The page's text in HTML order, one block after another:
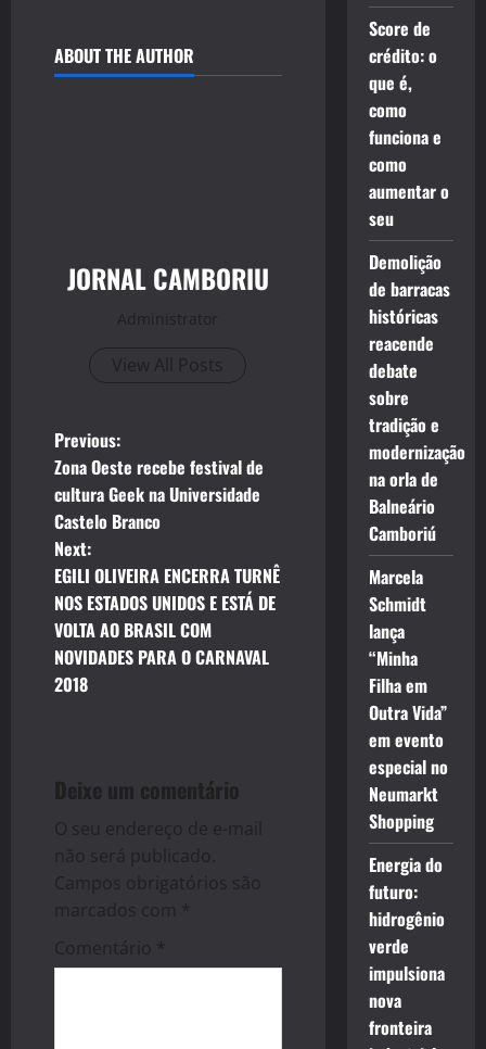
ABOUT THE AUTHOR
JORNAL CAMBORIU
Administrator
View All Posts
P
o
s
t
n
a
g
a
t
i
Previous:
Zona Oeste recebe festival de
cultura Geek na Universidade
Castelo Branco
Next:
EGILI OLIVEIRA ENCERRA TURNÊ
NOS ESTADOS UNIDOS E ESTÁ DE
VOLTA AO BRASIL COM
NOVIDADES PARA O CARNAVAL
2018
Deixe um comentário
O seu endereço de e-mail
não será publicado.
Campos obrigatórios são
marcados com *
Comentário *
Score de
crédito: o
que é,
como
funciona e
como
aumentar o
seu
Demolição
de barracas
históricas
reacende
debate
sobre
tradição e
modernização
na orla de
Balneário
Camboriú
Marcela
Schmidt
lança
“Minha
Filha em
Outra Vida”
em evento
especial no
Neumarkt
Shopping
Energia do
futuro:
hidrogênio
verde
impulsiona
nova
fronteira